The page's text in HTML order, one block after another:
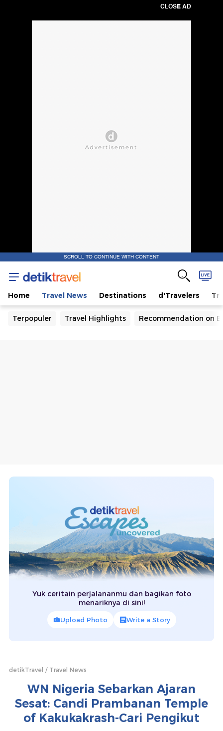
CLOSE AD
SCROLL TO CONTINUE WITH CONTENT
Home Travel News Destinations d'Travelers
Terpopuler Travel Highlights Recommendation on
Yuk ceritain perjalananmu dan bagikan foto
menariknya di sini!
Upload Photo Write a Story
detikTravel Travel News
WN Nigeria Sebarkan Ajaran
Sesat: Candi Prambanan Temple
of Kakukakrash-Cari Pengikut